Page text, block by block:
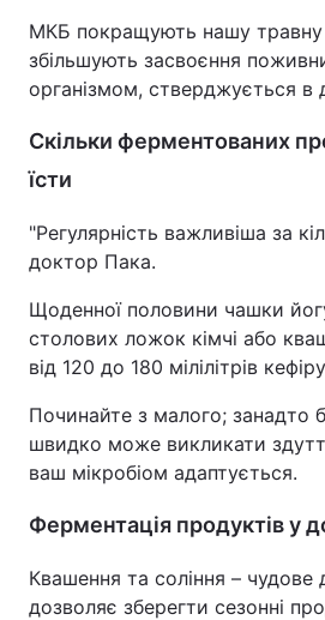
МКБ покращують нашу травну
збільшують засвоєння
організмом, стверджується в
Скільки ферментованих
їсти
"Регулярність важливіша за
доктор Пака.
Щоденної половини чашки
столових ложок кімчі або
від 120 до 180 мілілітрів
Починайте з малого; занадто
швидко може викликати
ваш мікробіом адаптується.
Ферментація продуктів у
Квашення та соління –
дозволяє зберегти сезонні